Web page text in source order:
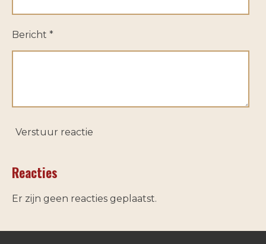
Bericht *
Verstuur reactie
Reacties
Er zijn geen reacties geplaatst.